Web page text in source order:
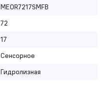
MEOR7217SMFB
72
17
Сенсорное
Гидролизная